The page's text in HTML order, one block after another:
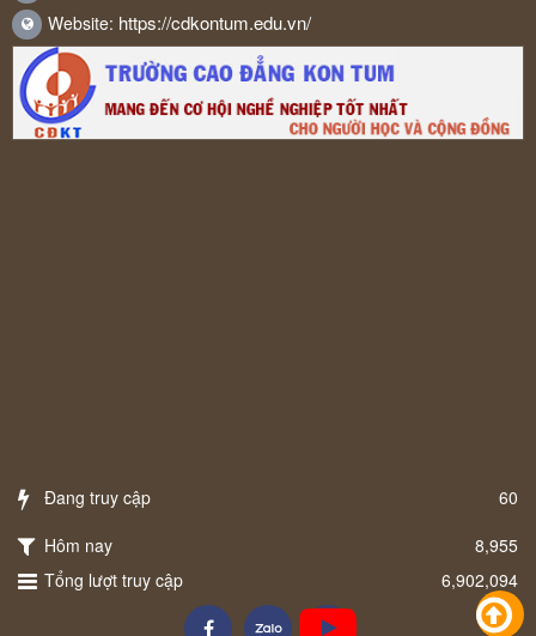
Website: https://cdkontum.edu.vn/
Đang truy cập
60
Hôm nay
8,955
Tổng lượt truy cập
6,902,094